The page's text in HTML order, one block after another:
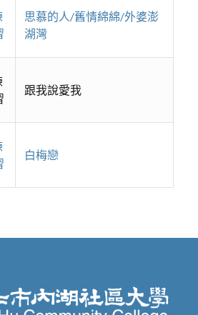
思慕的人/舊情綿綿/外婆澎
湖灣
跟我說愛我
白梅戀